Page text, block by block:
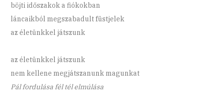
böjti időszakok a fiókokban
láncaikból megszabadult füstjelek
az életünkkel játszunk
az életünkkel játszunk
nem kellene megjátszanunk magunkat
Pál fordulása fél tél elmúlása